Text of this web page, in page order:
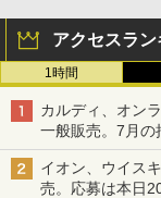
アクセスラン
1時間
カルディ、オン
一般販売。7月の
イオン、ウイス
売。応募は本日